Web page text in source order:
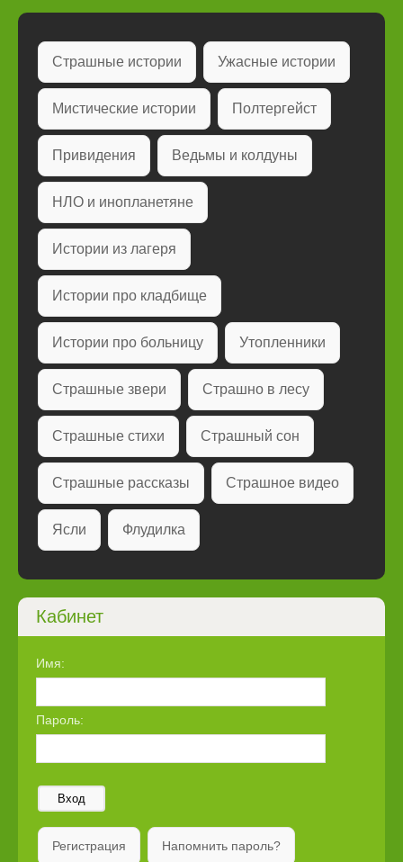
Страшные истории Ужасные истории
Мистические истории Полтергейст
Привидения Ведьмы и колдуны
НЛО и инопланетяне
Истории из лагеря
Истории про кладбище
Истории про больницу Утопленники
Страшные звери Страшно в лесу
Страшные стихи Страшный сон
Страшные рассказы Страшное видео
Ясли Флудилка
Кабинет
Имя:
Пароль:
Вход
Регистрация Напомнить пароль?